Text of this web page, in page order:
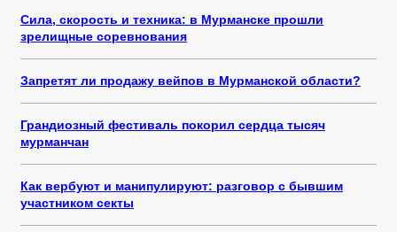
Сила, скорость и техника: в Мурманске прошли
зрелищные соревнования
Запретят ли продажу вейпов в Мурманской области?
Грандиозный фестиваль покорил сердца тысяч
мурманчан
Как вербуют и манипулируют: разговор с бывшим
участником секты